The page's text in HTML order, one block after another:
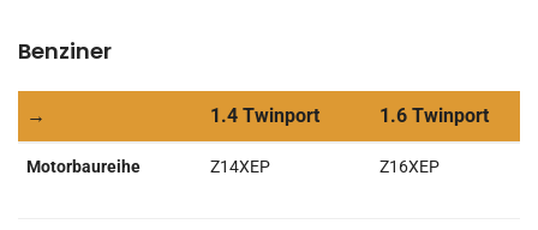
Benziner
→ 1.4 Twinport
1.6 Twinport
→
1.4 Twinport 1.6 Twinport
Motorbaureihe Z14XEP Z16XEP